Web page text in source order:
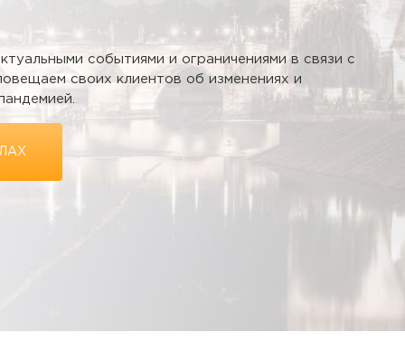
событиями и ограничениями в связи с
своих клиентов об изменениях и